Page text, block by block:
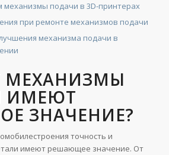
механизмы подачи в 3D-принтерах
при ремонте механизмов подачи
механизма подачи в
МЕХАНИЗМЫ
ИМЕЮТ
ЗНАЧЕНИЕ?
точность и
имеют решающее значение. От